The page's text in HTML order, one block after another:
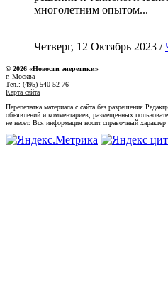
многолетним опытом...
Четверг, 12 Октябрь 2023 /
© 2026 «Новости энеретики»
г. Москва
Тел.: (495) 540-52-76
Карта сайта
Перепечатка материала с сайта без разрешения
объявлений и комментариев, размещенных
не несет. Вся информация носит справочный